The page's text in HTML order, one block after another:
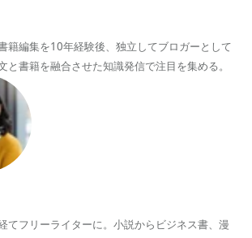
籍編集を10年経験後、独立してブロガーとして
と書籍を融合させた知識発信で注目を集める。
てフリーライターに。小説からビジネス書、漫